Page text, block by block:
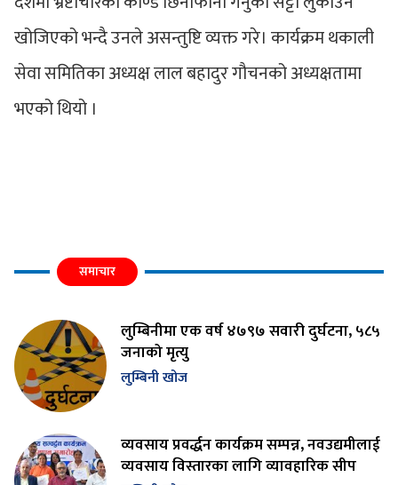
खोजिएको भन्दै उनले असन्तुष्टि व्यक्त गरे। कार्यक्रम थकाली
सेवा समितिका अध्यक्ष लाल बहादुर गौचनको अध्यक्षतामा
भएको थियो ।
समाचार
लुम्बिनीमा एक वर्ष ४७९७ सवारी दुर्घटना, ५८५
जनाको मृत्यु
लुम्बिनी खोज
व्यवसाय प्रवर्द्धन कार्यक्रम सम्पन्न, नवउद्यमीलाई
व्यवसाय विस्तारका लागि व्यावहारिक सीप